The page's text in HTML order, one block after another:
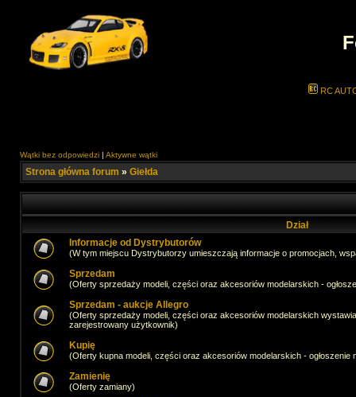
RC
Wątki bez odpowiedzi | Aktywne wątki
Strona główna forum » Giełda
Dział
Informacje od Dystrybutorów
(W tym miejscu Dystrybutorzy umieszczają informacje o promocjach,
Sprzedam
(Oferty sprzedaży modeli, części oraz akcesoriów modelarskich -
Sprzedam - aukcje Allegro
(Oferty sprzedaży modeli, części oraz akcesoriów modelarskich
zarejestrowany użytkownik)
Kupię
(Oferty kupna modeli, części oraz akcesoriów modelarskich -
Zamienię
(Oferty zamiany)